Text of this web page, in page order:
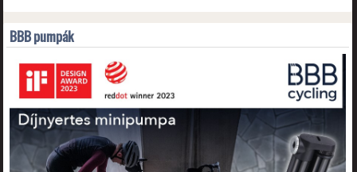
BBB pumpák